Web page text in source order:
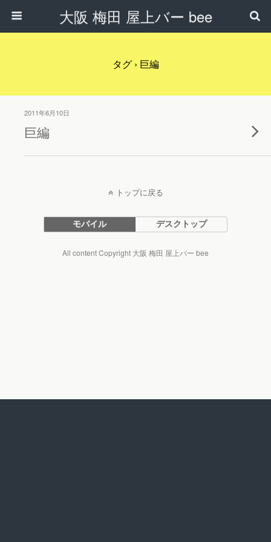
大阪 梅田 屋上バー bee
タグ › 巨編
2011年6月10日
巨編
トップに戻る
モバイル デスクトップ
All content Copyright 大阪 梅田 屋上バー bee